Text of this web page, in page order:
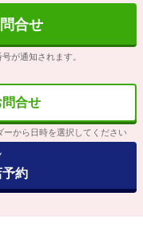
合せ
が通知されます。
問合せ
ーから日時を選択してください
予約